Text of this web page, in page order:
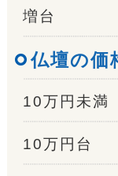
増台
仏壇の価
10万円未満
10万円台